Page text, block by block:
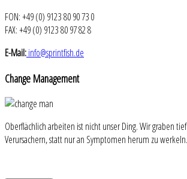
FON: +49 (0) 9123 80 90 73 0
FAX: +49 (0) 9123 80 97 82 8
E-Mail:info@sprintfish.de
Change Management
Oberflächlich arbeiten ist nicht unser Ding. Wir graben
Verursachern, statt nur an Symptomen herum zu werkeln.